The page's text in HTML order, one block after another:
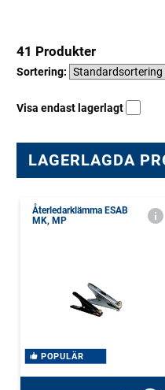
41 Produkter
Sortering:
Visa endast lagerlagt
LAGERLAGDA
Återledarklämma ESAB
MK, MP
POPULÄR